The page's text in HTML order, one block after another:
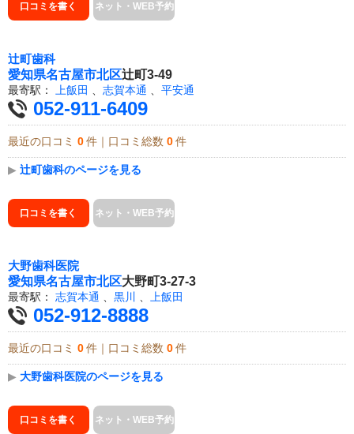
口コミを書く ネット・WEB予約
辻町歯科
愛知県名古屋市北区辻町3-49
最寄駅： 上飯田 、 志賀本通 、 平安通
052-911-6409
最近の口コミ 0 件｜口コミ総数 0 件
▶ 辻町歯科のページを見る
口コミを書く ネット・WEB予約
大野歯科医院
愛知県名古屋市北区大野町3-27-3
最寄駅： 志賀本通 、 黒川 、 上飯田
052-912-8888
最近の口コミ 0 件｜口コミ総数 0 件
▶ 大野歯科医院のページを見る
口コミを書く ネット・WEB予約